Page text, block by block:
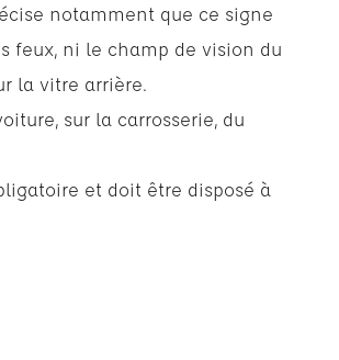
notamment que ce signe
feux, ni le champ de vision du
la vitre arrière.
sur la carrosserie, du
et doit être disposé à